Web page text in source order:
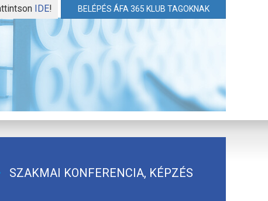
IDE! BELÉPÉS ÁFA 365 KLUB TAGOKNAK
SZAKMAI KONFERENCIA, KÉPZÉS